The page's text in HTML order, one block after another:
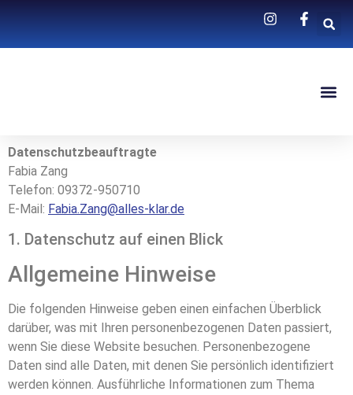
Datenschutzbeauftragte
Fabia Zang
Telefon: 09372-950710
E-Mail: Fabia.Zang@alles-klar.de
1. Datenschutz auf einen Blick
Allgemeine Hinweise
Die folgenden Hinweise geben einen einfachen Überblick
darüber, was mit Ihren personenbezogenen Daten passiert,
wenn Sie diese Website besuchen. Personenbezogene
Daten sind alle Daten, mit denen Sie persönlich identifiziert
werden können. Ausführliche Informationen zum Thema